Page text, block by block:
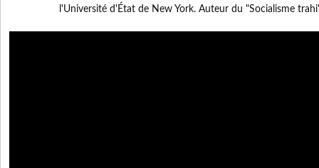
l'Université d'État de New York. Auteur du "Socialisme